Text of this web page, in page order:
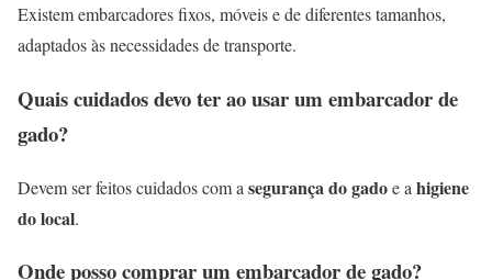
Existem embarcadores fixos, móveis e de diferentes tamanhos,
adaptados às necessidades de transporte.
Quais cuidados devo ter ao usar um embarcador de
gado?
Devem ser feitos cuidados com a segurança do gadoe a higiene
do local.
Onde posso comprar um embarcador de gado?